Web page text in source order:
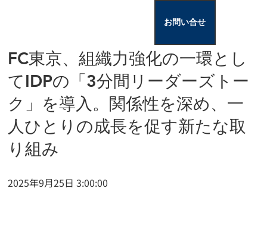
お問い合せ
FC東京、組織力強化の一環とし
てIDPの「3分間リーダーズトー
ク」を導入。関係性を深め、一
人ひとりの成長を促す新たな取
り組み
2025年9月25日 3:00:00